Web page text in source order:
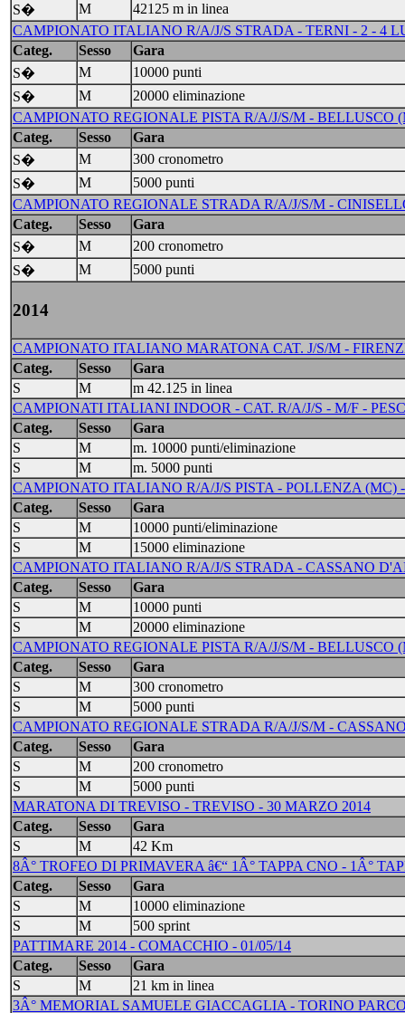
S�
M
42125 m in linea
CAMPIONATO ITALIANO R/A/J/S STRADA - TERNI - 2 - 4
Categ.
Sesso
Gara
S�
M
10000 punti
S�
M
20000 eliminazione
CAMPIONATO REGIONALE PISTA R/A/J/S/M - BELLUSCO
Categ.
Sesso
Gara
S�
M
300 cronometro
S�
M
5000 punti
CAMPIONATO REGIONALE STRADA R/A/J/S/M -
Categ.
Sesso
Gara
S�
M
200 cronometro
S�
M 5000 punti
2014
CAMPIONATO ITALIANO MARATONA CAT. J/S/M -
Categ.
Sesso
Gara
S
M
m 42.125 in linea
CAMPIONATI ITALIANI INDOOR - CAT. R/A/J/S - M/F -
Categ.
Sesso
Gara
S
M
m. 10000 punti/eliminazione
S
M
m. 5000 punti
CAMPIONATO ITALIANO R/A/J/S PISTA - POLLENZA (MC)
Categ.
Sesso
Gara
S
M
10000 punti/eliminazione
S
M
15000 eliminazione
CAMPIONATO ITALIANO R/A/J/S STRADA - CASSANO
Categ.
Sesso
Gara
S
M
10000 punti
S
M
20000 eliminazione
CAMPIONATO REGIONALE PISTA R/A/J/S/M - BELLUSCO
Categ.
Sesso
Gara
S
M
300 cronometro
S
M
5000 punti
CAMPIONATO REGIONALE STRADA R/A/J/S/M -
Categ.
Sesso
Gara
S
M
200 cronometro
S
M
5000 punti
MARATONA DI TREVISO - TREVISO - 30 MARZO 2014
Categ.
Sesso
Gara
S
M
42 Km
8Â° TROFEO DI PRIMAVERA â€“ 1Â° TAPPA CNO - 1Â°
Categ.
Sesso
Gara
S
M
10000 eliminazione
S
M
500 sprint
PATTIMARE 2014 - COMACCHIO - 01/05/14
Categ.
Sesso
Gara
S
M
21 km in linea
3Â° MEMORIAL SAMUELE GIACCAGLIA - TORINO